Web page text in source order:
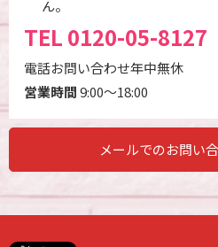
ん。
TEL 0120-05-8127
電話お問い合わせ年中無休
営業時間9:00～18:00
メールでのお問い